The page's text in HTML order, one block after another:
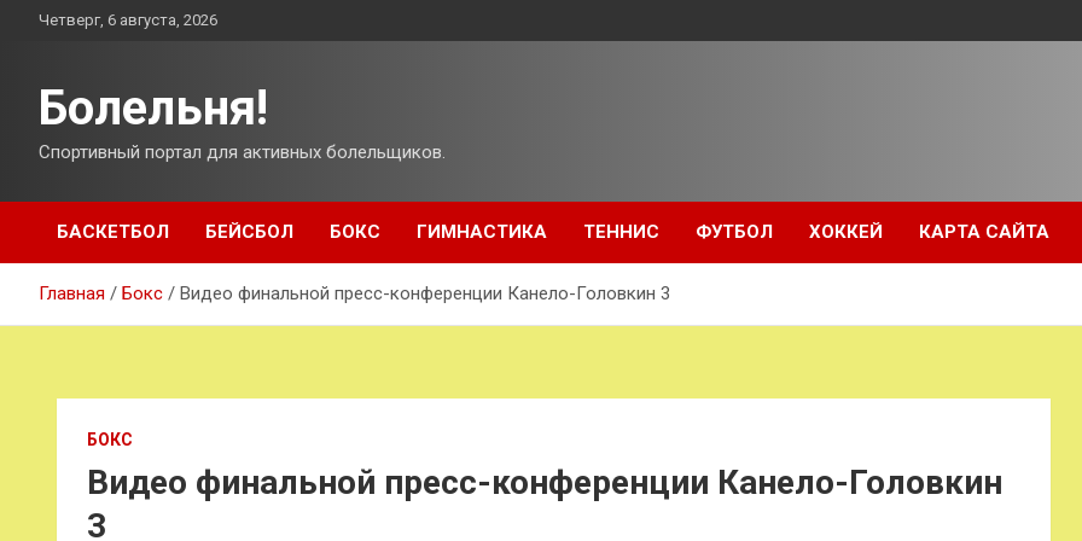
ПерейтиЧетверг, 6 августа, 2026
Болельня!
Спортивный портал для активных болельщиков.
БАСКЕТБОЛ БЕЙСБОЛ БОКС ГИМНАСТИКА ТЕННИС ФУТБОЛ ХОККЕЙ КАРТА САЙТА
Главная Бокс Видео финальной пресс-конференции Канело-Головкин 3
БОКС
Видео финальной пресс-конференции Канело-Головкин
3